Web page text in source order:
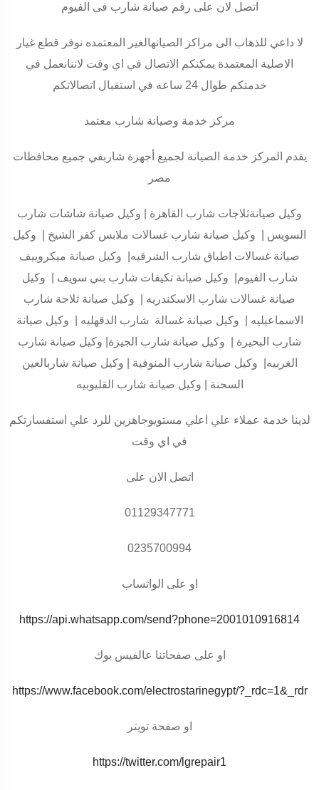
اتصل لان على رقم صيانة شارب فى الفيوم
لا داعي للذهاب الى مراكز الصيانهالغير المعتمده نوفر قطع غيار
الاصلية المعتمدة يمكنكم الاتصال في اي وقت لاننانعمل في
خدمتكم طوال 24 ساعه في استقبال اتصالاتكم
مركز خدمة وصيانة شارب معتمد
يقدم المركز خدمة الصيانة لجميع أجهزة شاربفي جميع محافظات
مصر
وكيل صيانةثلاجات شارب القاهرة | وكيل صيانة شاشات شارب
السويس | وكيل صيانة شارب غسالات ملابس كفر الشيخ | وكيل
صيانة غسالات اطباق شارب الشرقيه| وكيل صيانة ميكروييف
شارب الفيوم| وكيل صيانة تكيفات شارب بني سويف | وكيل
صيانة غسالات شارب الاسكندريه | وكيل صيانة ثلاجة شارب
الاسماعيليه | وكيل صيانة غسالة شارب الدقهليه | وكيل صيانة
شارب البحيرة | وكيل صيانة شارب الجيزة| وكيل صيانة شارب
الغربيه| وكيل صيانة شارب المنوفية | وكيل صيانة شاربالعين
السحنة | وكيل صيانة شارب القليوبيه
لدينا خدمة عملاء علي اعلي مستويوجاهزين للرد علي استفسارتكم
في اي وقت
اتصل الان على
01129347771
0235700994
او على الواتساب
https://api.whatsapp.com/send?phone=2001010916814
او على صفحاتنا عالفيس بوك
https://www.facebook.com/electrostarinegypt/?_rdc=1&_rdr
او صفحة تويتر
https://twitter.com/lgrepair1